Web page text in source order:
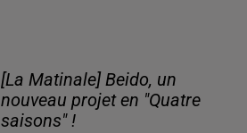
[La Matinale] Beido, un
nouveau projet en "Quatre
saisons" !